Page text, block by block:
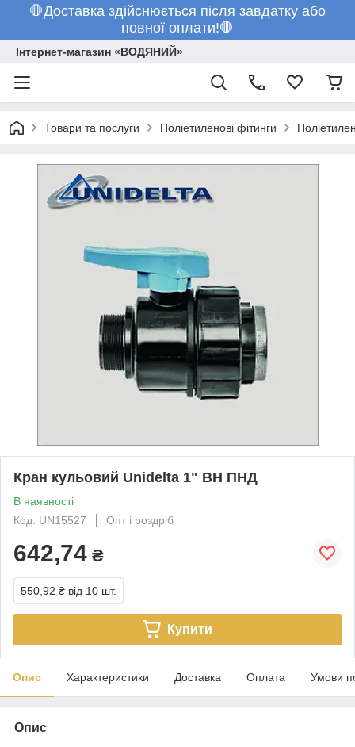
🛑Доставка здійснюється після завдатку або
повної оплати!🛑
Інтернет-магазин «ВОДЯНИЙ»
Товари та послуги Поліетиленові фітинги
Кран кульовий Unidelta 1" ВН ПНД
В наявності
Код: UN15527
Опт і роздріб
642,74 ₴
550,92 ₴ від 10 шт.
Купити
Опис Характеристики Доставка Оплата Умови
Опис